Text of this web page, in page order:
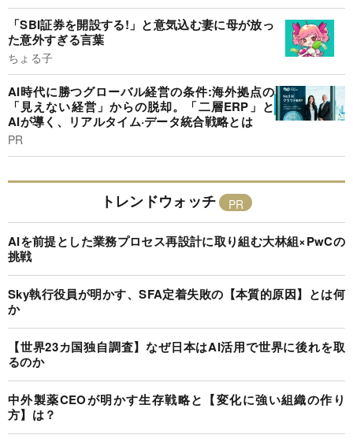
「SBI証券を開設する!」と意気込む妻に母が放っ
た意外すぎる言葉
ちょる子
AI時代に勝つグローバル経営の条件:海外拠点の
「見えない経営」からの脱却。「二層ERP」と
AIが導く、リアルタイム·データ統合戦略とは
PR
トレンドウォッチ
AIを前提とした業務プロセス再設計に取り組む大林組×PwCの
挑戦
Sky執行役員が明かす、SFA定着失敗の【本質的原因】とは何
か
【世界23カ国独自調査】なぜ日本はAI活用で世界に後れを取
るのか
中外製薬CEOが明かす生存戦略と【変化に強い組織の作り
方】は？